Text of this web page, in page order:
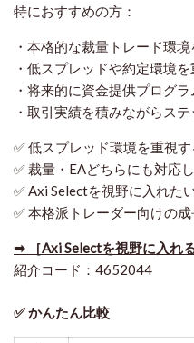
特におすすめの方：
・本格的な裁量トレード環
・低スプレッドや約定環境
・将来的に資金提供プログ
・取引実績を積みながらス
✅ 低スプレッド環境を重視す
✅ 裁量・EAどちらにも対応
✅ Axi Selectを視野に入れた
✅ 本格派トレーダー向けの
➡ ［Axi Selectを視野に入れ
紹介コード：4652044
✅ かんたん比較